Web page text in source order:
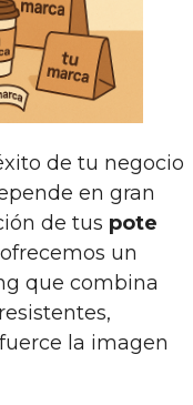
de tu negocio
en gran
de tus pote
un
que combina
la imagen